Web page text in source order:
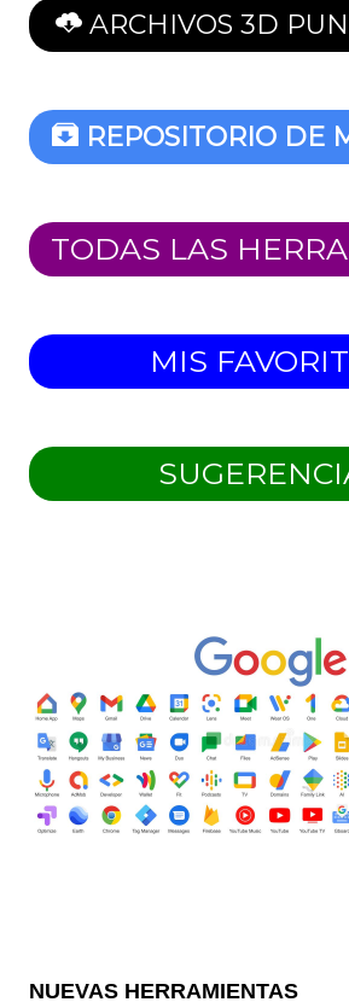
ARCHIVOS 3D
REPOSITORIO DE
TODAS LAS
MIS
NUEVAS HERRAMIENTAS